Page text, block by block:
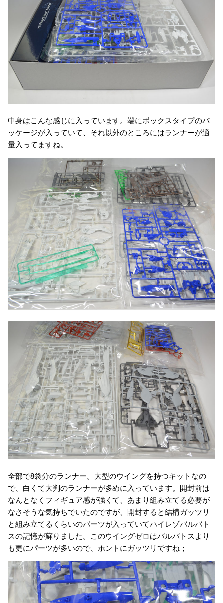
中身はこんな感じに入っています。端にボックスタイプのパ
ッケージが入っていて、それ以外のところにはランナーが適
量入ってますね。
全部で8袋分のランナー。大型のウイングを持つキットなの
で、白くて大判のランナーが多めに入っています。開封前は
なんとなくフィギュア感が強くて、あまり組み立てる必要が
なさそうな気持ちでいたのですが、開封すると結構ガッツリ
と組み立てるくらいのパーツが入っていてハイレゾバルバト
スの記憶が蘇りました。このウイングゼロはバルバトスより
も更にパーツが多いので、ホントにガッツリですね；